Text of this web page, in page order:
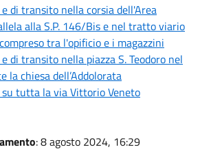
di transito nella corsia dell'Area
alla S.P. 146/Bis e nel tratto viario
tra l'opificio e i magazzini
di transito nella piazza S. Teodoro nel
chiesa dell’Addolorata
tutta la via Vittorio Veneto
: 8 agosto 2024, 16:29